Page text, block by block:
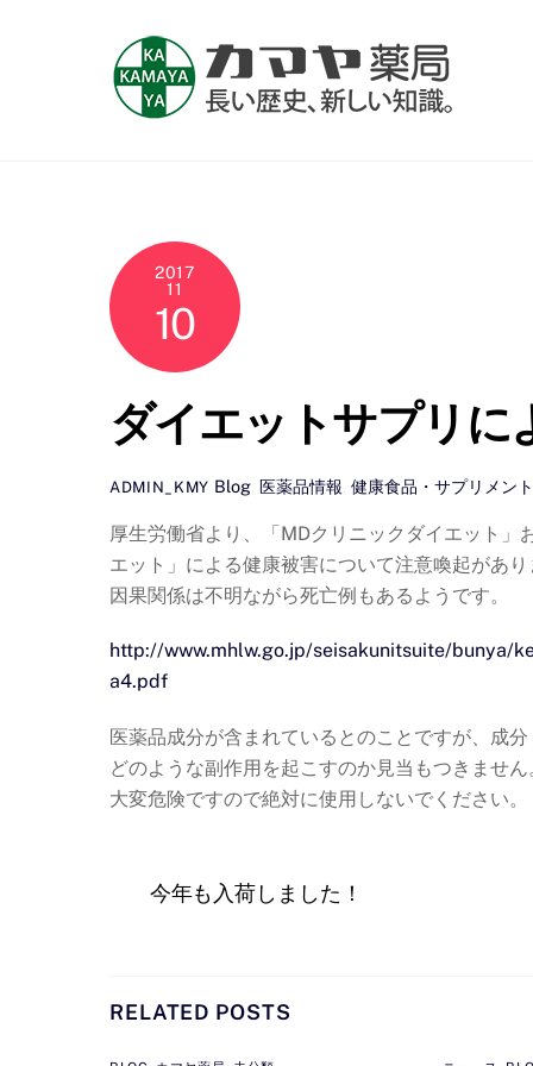
2017
11
10
ダイエットサプリに
ADMIN_KMY Blog, 医薬品情報 健康食品・サプリメント
厚生労働省より、「MDクリニックダイエット」
エット」による健康被害について注意喚起があ
因果関係は不明ながら死亡例もあるようです。
http://www.mhlw.go.jp/seisakunitsuite/bunya/
a4.pdf
医薬品成分が含まれているとのことですが、成
どのような副作用を起こすのか見当もつきません
大変危険ですので絶対に使用しないでください。
今年も入荷しました！
RELATED POSTS